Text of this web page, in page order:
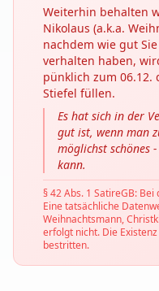
Weiterhin behalten
Nikolaus (a.k.a.
nachdem wie gut
verhalten haben,
pünklich zum 06.12.
Stiefel füllen.
Es hat sich in der
gut ist, wenn man
möglichst schönes
kann.
§ 42 Abs. 1 SatireGB:
Eine tatsächliche
Weihnachtsmann,
erfolgt nicht. Die
bestritten.